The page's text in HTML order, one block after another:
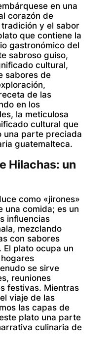
en una
corazón de
y el sabor
que contiene la
gastronómico del
sabroso guiso,
cultural,
sabores de
de las
en los
la meticulosa
cultural que
una parte preciada
guatemalteca.
Hilachas: un
como «jirones»
una comida; es un
influencias
mezclando
con sabores
El plato ocupa un
se sirve
reuniones
festivas. Mientras
viaje de las
las capas de
plato una parte
culinaria de